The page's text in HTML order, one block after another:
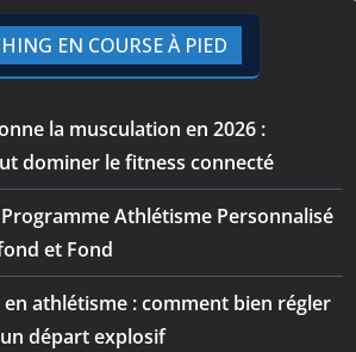
EN COURSE À PIED
la musculation en 2026 :
dominer le fitness connecté
Athlétisme Personnalisé
et Fond
athlétisme : comment bien régler
départ explosif